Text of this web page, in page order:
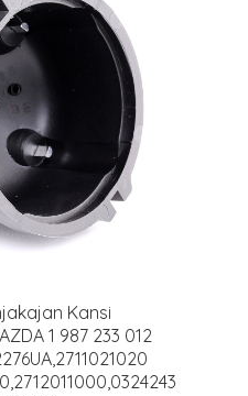
Kansi
1 987 233 012